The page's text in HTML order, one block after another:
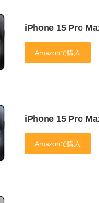
iPhone 15 Pro
iPhone 15 Pro